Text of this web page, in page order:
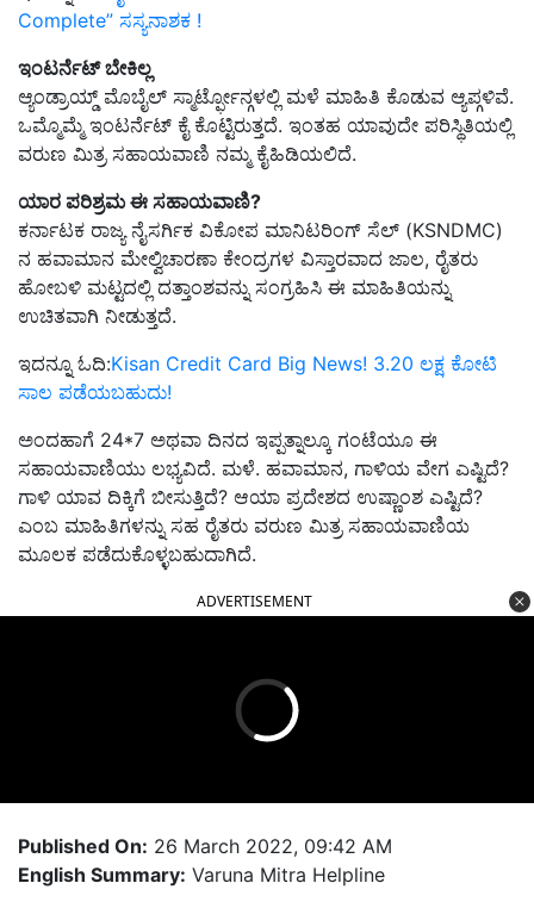
Complete” ಸಸ್ಯನಾಶಕ !
ಇಂಟರ್ನೆಟ್ ಬೇಕಿಲ್ಲ
ಆ್ಯಂಡ್ರಾಯ್ಡ್ ಮೊಬೈಲ್ ಸ್ಮಾರ್ಟ್ಫೋನ್ಗಳಲ್ಲಿ ಮಳೆ ಮಾಹಿತಿ ಕೊಡುವ ಆ್ಯಪ್ಗಳಿವೆ.
ಒಮ್ಮೊಮ್ಮೆ ಇಂಟರ್ನೆಟ್ ಕೈ ಕೊಟ್ಟಿರುತ್ತದೆ. ಇಂತಹ ಯಾವುದೇ ಪರಿಸ್ಥಿತಿಯಲ್ಲಿ
ವರುಣ ಮಿತ್ರ ಸಹಾಯವಾಣಿ ನಮ್ಮ ಕೈಹಿಡಿಯಲಿದೆ.
ಯಾರ ಪರಿಶ್ರಮ ಈ ಸಹಾಯವಾಣಿ?
ಕರ್ನಾಟಕ ರಾಜ್ಯ ನೈಸರ್ಗಿಕ ವಿಕೋಪ ಮಾನಿಟರಿಂಗ್ ಸೆಲ್ (KSNDMC)
ನ ಹವಾಮಾನ ಮೇಲ್ವಿಚಾರಣಾ ಕೇಂದ್ರಗಳ ವಿಸ್ತಾರವಾದ ಜಾಲ, ರೈತರು
ಹೋಬಳಿ ಮಟ್ಟದಲ್ಲಿ ದತ್ತಾಂಶವನ್ನು ಸಂಗ್ರಹಿಸಿ ಈ ಮಾಹಿತಿಯನ್ನು
ಉಚಿತವಾಗಿ ನೀಡುತ್ತದೆ.
ಇದನ್ನೂ ಓದಿ:Kisan Credit Card Big News! 3.20 ಲಕ್ಷ ಕೋಟಿ
ಸಾಲ ಪಡೆಯಬಹುದು!
ಅಂದಹಾಗೆ 24*7 ಅಥವಾ ದಿನದ ಇಪ್ಪತ್ನಾಲ್ಕೂ ಗಂಟೆಯೂ ಈ
ಸಹಾಯವಾಣಿಯು ಲಭ್ಯವಿದೆ. ಮಳೆ. ಹವಾಮಾನ, ಗಾಳಿಯ ವೇಗ ಎಷ್ಟಿದೆ?
ಗಾಳಿ ಯಾವ ದಿಕ್ಕಿಗೆ ಬೀಸುತ್ತಿದೆ? ಆಯಾ ಪ್ರದೇಶದ ಉಷ್ಣಾಂಶ ಎಷ್ಟಿದೆ?
ಎಂಬ ಮಾಹಿತಿಗಳನ್ನು ಸಹ ರೈತರು ವರುಣ ಮಿತ್ರ ಸಹಾಯವಾಣಿಯ
ಮೂಲಕ ಪಡೆದುಕೊಳ್ಳಬಹುದಾಗಿದೆ.
ADVERTISEMENT
Published On: 26 March 2022, 09:42 AM
English Summary: Varuna Mitra Helpline